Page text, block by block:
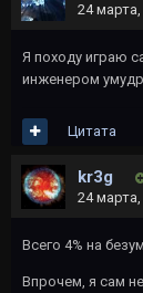
24 марта,
Я походу играю
инженером
Цитата
kr3g
24 марта,
Всего 4% на
Впрочем, я сам